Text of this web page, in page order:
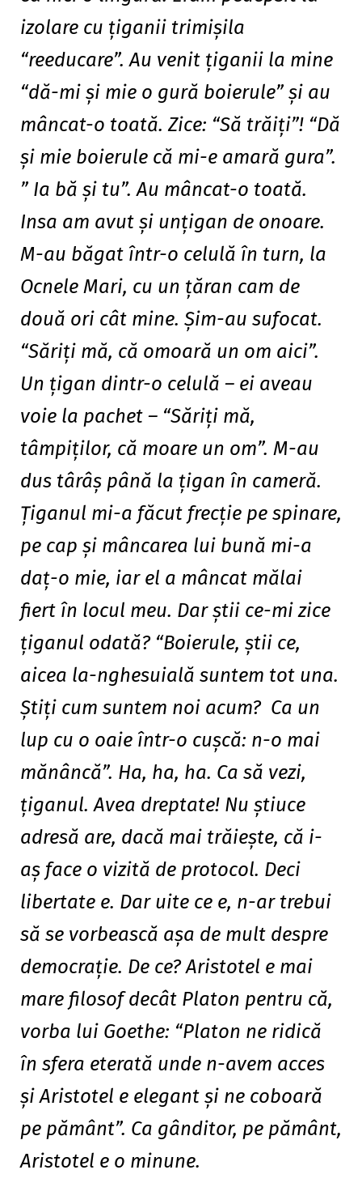
izolare cu ţiganii trimişila
“reeducare”. Au venit ţiganii la mine
“dă-mi şi mie o gură boierule” şi au
mâncat-o toată. Zice: “Să trăiţi”! “Dă
şi mie boierule că mi-e amară gura”.
” Ia bă şi tu”. Au mâncat-o toată.
Insa am avut şi unţigan de onoare.
M-au băgat într-o celulă în turn, la
Ocnele Mari, cu un ţăran cam de
două ori cât mine. Şim-au sufocat.
“Săriţi mă, că omoară un om aici”.
Un ţigan dintr-o celulă – ei aveau
voie la pachet – “Săriţi mă,
tâmpiţilor, că moare un om”. M-au
dus târâş până la ţigan în cameră.
Ţiganul mi-a făcut frecţie pe spinare,
pe cap şi mâncarea lui bună mi-a
daţ-o mie, iar el a mâncat mălai
fiert în locul meu. Dar ştii ce-mi zice
ţiganul odată? “Boierule, ştii ce,
aicea la-nghesuială suntem tot una.
Ştiţi cum suntem noi acum? Ca un
lup cu o oaie într-o cuşcă: n-o mai
mănâncă”. Ha, ha, ha. Ca să vezi,
ţiganul. Avea dreptate! Nu ştiuce
adresă are, dacă mai trăieşte, că i-
aş face o vizită de protocol. Deci
libertate e. Dar uite ce e, n-ar trebui
să se vorbească aşa de mult despre
democraţie. De ce? Aristotel e mai
mare filosof decât Platon pentru că,
vorba lui Goethe: “Platon ne ridică
în sfera eterată unde n-avem acces
şi Aristotel e elegant şi ne coboară
pe pământ”. Ca gânditor, pe pământ,
Aristotel e o minune.